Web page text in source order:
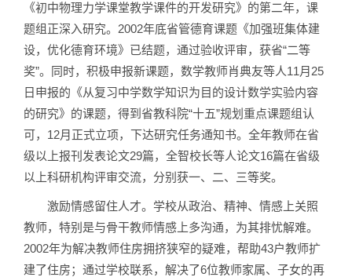
《初中物理力学课堂教学课件的开发研究》的第二年，课
题组正深入研究。2002年底省管德育课题《加强班集体建
设，优化德育环境》已结题，通过验收评审，获省“二等
奖”。同时，积极申报新课题，数学教师肖典友等人11月25
日申报的《从复习中学数学知识为目的设计数学实验内容
的研究》的课题，得到省教科院“十五”规划重点课题组认
可，12月正式立项，下达研究任务通知书。全年教师在省
级以上报刊发表论文29篇，全智校长等人论文16篇在省级
以上科研机构评审交流，分别获一、二、三等奖。
激励情感留住人才。学校从政治、精神、情感上关照
教师，特别是与骨干教师情感上多沟通，为其排忧解难。
2002年为解决教师住房拥挤狭窄的疑难，帮助43户教师扩
建了住房；通过学校联系，解决了6位教师家属、子女的再